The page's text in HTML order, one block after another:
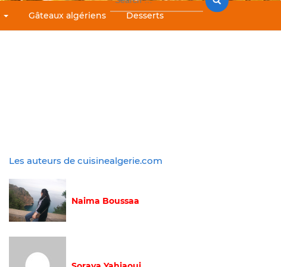
Gâteaux algériens Desserts
Les auteurs de cuisinealgerie.com
Naima Boussaa